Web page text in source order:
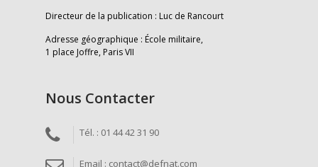
Directeur de la publication : Luc de Rancourt
Adresse géographique : École militaire,
1 place Joffre, Paris VII
Nous Contacter
Tél. : 01 44 42 31 90
Email : contact@defnat.com